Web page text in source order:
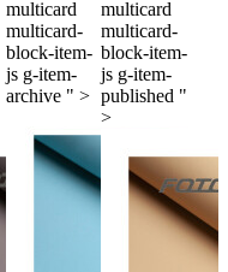
multicard
multicard-
block-item-
js g-item-
archive " >
multicard
multicard-
block-item-
js g-item-
published "
>